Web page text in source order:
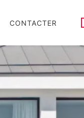
CONTACTER